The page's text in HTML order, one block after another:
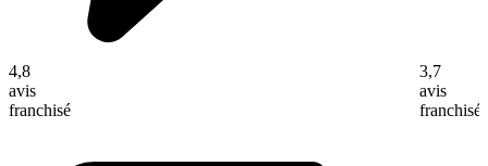
4,8
avis
franchisé
3,7
avis
franchisé